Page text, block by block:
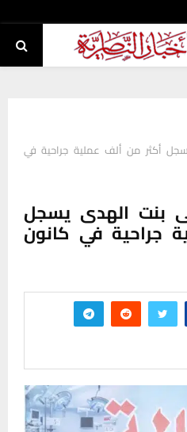
أكثر من ألف عملية جراحية في
بنت الهدى يسجل
جراحية في كانون